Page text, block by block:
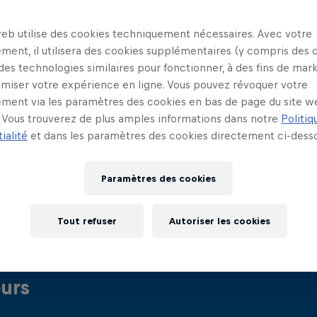
Something went wrong
à donner le coup d'envoi de la saison 2024 des
Rejoins-nous en direct et en personne pour la
saison, alors que les World Series
utilise des cookies techniquement nécessaires. Avec votre
il utilisera des cookies supplémentaires (y compris des
technologies similaires pour fonctionner, à des fins de
votre expérience en ligne. Vous pouvez révoquer votre
via les paramètres des cookies en bas de page du site
trouverez de plus amples informations dans notre
et dans les paramètres des cookies directement ci-
Paramètres des cookies
Tout refuser Autoriser les cookies